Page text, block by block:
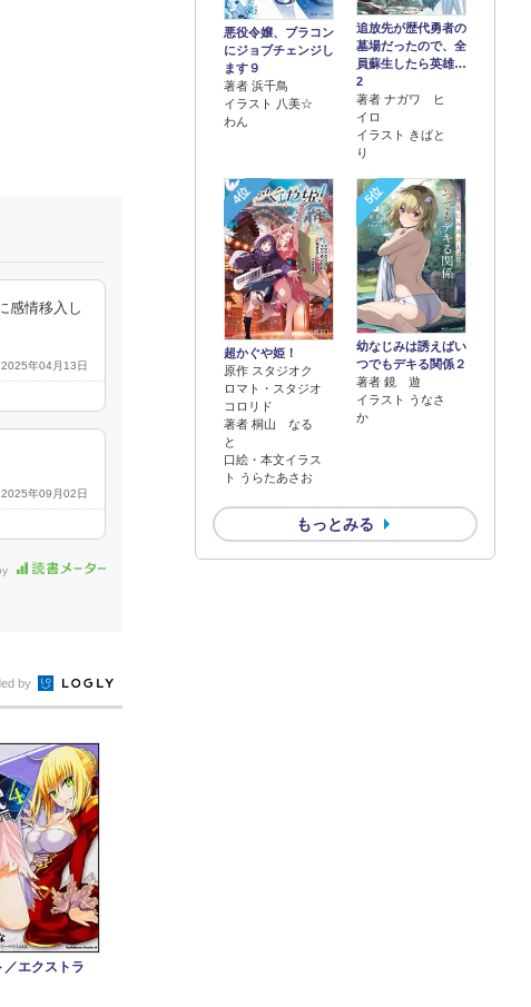
感情移入し
2025年04月13日
2025年09月02日
悪役令嬢、ブラコン
にジョブチェンジし
ます９
著者 浜千鳥
イラスト 八美☆
わん
追放先が歴代勇者の
墓場だったので、全
員蘇生したら英雄…
2
著者 ナガワ ヒ
イロ
イラスト きばと
り
4位
超かぐや姫！
原作 スタジオク
ロマト・スタジオ
コロリド
著者 桐山 なる
と
口絵・本文イラス
ト うらたあさお
5位
幼なじみは誘えばい
つでもデキる関係２
著者 鏡 遊
イラスト うなさ
か
もっとみる
by
／エクストラ